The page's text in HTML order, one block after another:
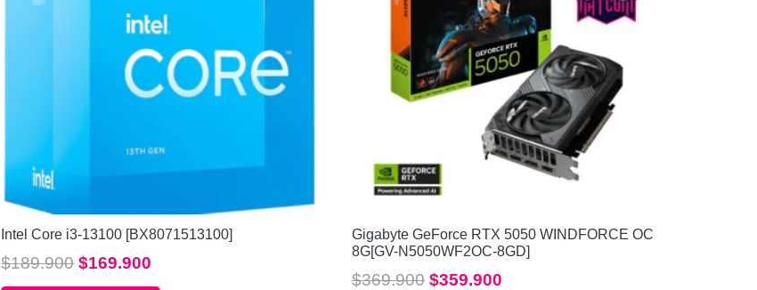
Intel Core i3-13100 [BX8071513100]
$189.900 El
precio
$169.900
precio
Gigabyte GeForce RTX 5050 WINDFORCE OC
8G[GV-N5050WF2OC-8GD]
$369.900 El
$359.900El